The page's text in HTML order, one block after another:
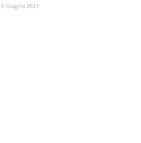
9 Giugno 2021